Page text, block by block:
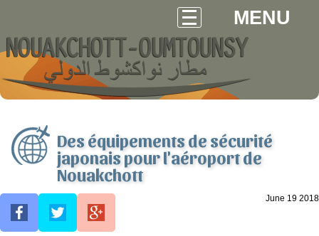
MENU
Des équipements de sécurité
japonais pour l'aéroport de
Nouakchott
June 19 2018